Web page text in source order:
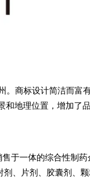
。商标设计简洁而富
地理位置，增加了
于一体的综合性制
、片剂、胶囊剂、